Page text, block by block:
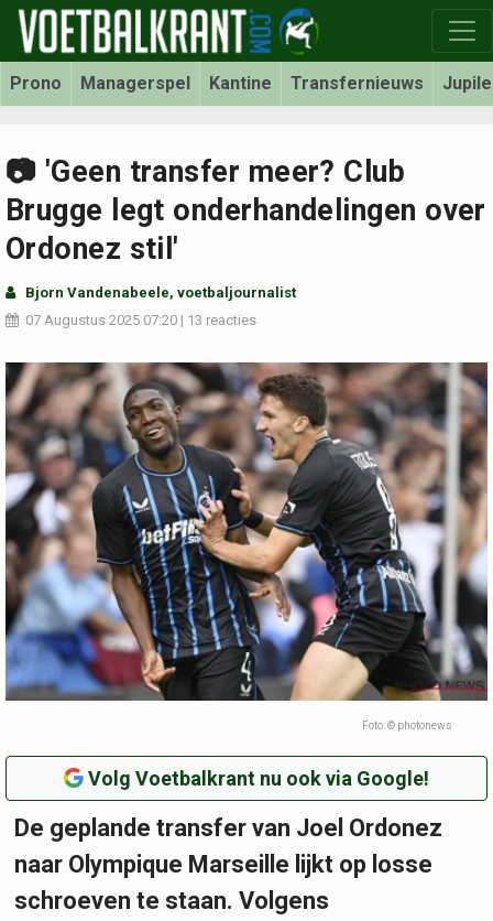
Prono Managerspel Kantine Transfernieuws
📷 'Geen transfer meer? Club
Brugge legt onderhandelingen over
Ordonez stil'
Bjorn Vandenabeele, voetbaljournalist
07 Augustus 2025 07:20 | 13 reacties
Foto: © photonews
Volg Voetbalkrant nu ook via Google!
De geplande transfer van Joel Ordonez
naar Olympique Marseille lijkt op losse
schroeven te staan. Volgens